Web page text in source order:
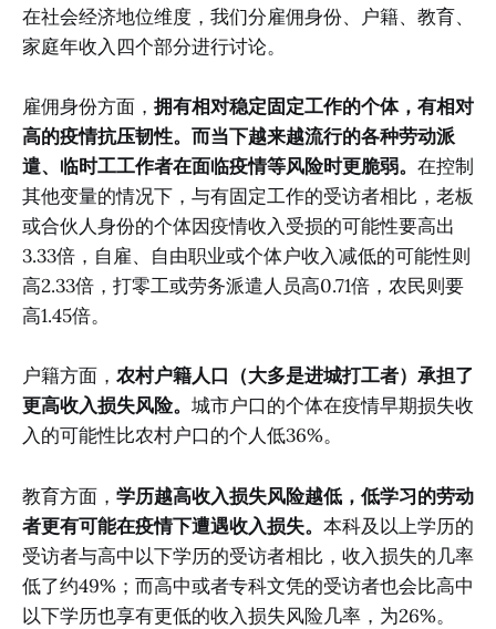
在社会经济地位维度，我们分雇佣身份、户籍、教育、
家庭年收入四个部分进行讨论。
雇佣身份方面， 拥有相对稳定固定工作的个体，有相对
高的疫情抗压韧性。而当下越来越流行的各种劳动派
遣、临时工工作者在面临疫情等风险时更脆弱。 在控制
其他变量的情况下，与有固定工作的受访者相比，老板
或合伙人身份的个体因疫情收入受损的可能性要高出
3.33倍，自雇、自由职业或个体户收入减低的可能性则
高2.33倍，打零工或劳务派遣人员高0.71倍，农民则要
高1.45倍。
户籍方面， 农村户籍人口（大多是进城打工者）承担了
更高收入损失风险。 城市户口的个体在疫情早期损失收
入的可能性比农村户口的个人低36%。
教育方面， 学历越高收入损失风险越低，低学习的劳动
者更有可能在疫情下遭遇收入损失。 本科及以上学历的
受访者与高中以下学历的受访者相比，收入损失的几率
低了约49%；而高中或者专科文凭的受访者也会比高中
以下学历也享有更低的收入损失风险几率，为26%。